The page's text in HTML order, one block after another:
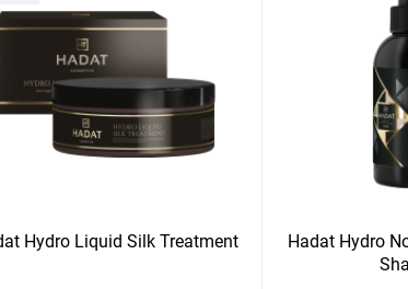
Hydro Liquid Silk Treatment
Hadat Hydro